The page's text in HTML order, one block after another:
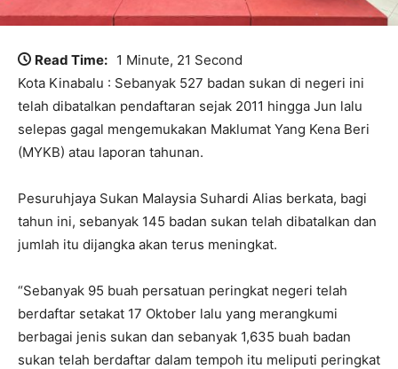
Read Time: 1 Minute, 21 Second
Kota Kinabalu : Sebanyak 527 badan sukan di negeri ini
telah dibatalkan pendaftaran sejak 2011 hingga Jun lalu
selepas gagal mengemukakan Maklumat Yang Kena Beri
(MYKB) atau laporan tahunan.
Pesuruhjaya Sukan Malaysia Suhardi Alias berkata, bagi
tahun ini, sebanyak 145 badan sukan telah dibatalkan dan
jumlah itu dijangka akan terus meningkat.
“Sebanyak 95 buah persatuan peringkat negeri telah
berdaftar setakat 17 Oktober lalu yang merangkumi
berbagai jenis sukan dan sebanyak 1,635 buah badan
sukan telah berdaftar dalam tempoh itu meliputi peringkat